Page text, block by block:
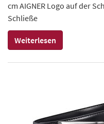
cm AIGNER Logo auf der
Schließe
Weiterlesen